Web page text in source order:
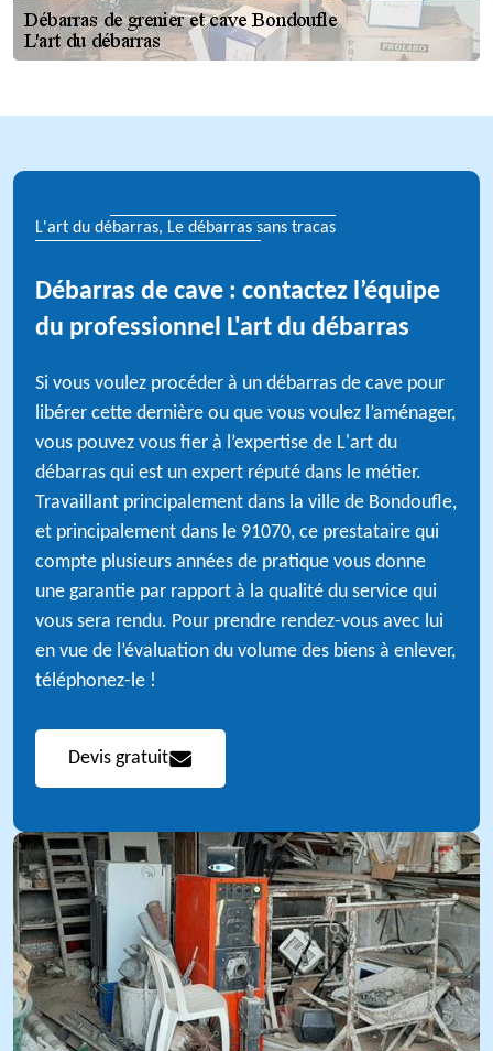
L'art du débarras, Le débarras sans tracas
Débarras de cave : contactez l’équipe
du professionnel L'art du débarras
Si vous voulez procéder à un débarras de cave pour
libérer cette dernière ou que vous voulez l’aménager,
vous pouvez vous fier à l’expertise de L'art du
débarras qui est un expert réputé dans le métier.
Travaillant principalement dans la ville de Bondoufle,
et principalement dans le 91070, ce prestataire qui
compte plusieurs années de pratique vous donne
une garantie par rapport à la qualité du service qui
vous sera rendu. Pour prendre rendez-vous avec lui
en vue de l’évaluation du volume des biens à enlever,
téléphonez-le !
Devis gratuit